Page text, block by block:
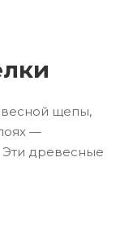
щепы,
—
Эти древесные